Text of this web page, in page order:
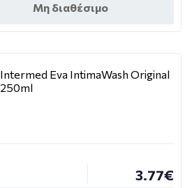
Μη διαθέσιμο
Intermed Eva IntimaWash Original
250ml
3.77€